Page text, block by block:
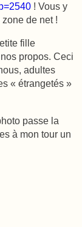
! Vous y
de net !
fille
propos. Ceci
adultes
« étrangetés »
passe la
à mon tour un